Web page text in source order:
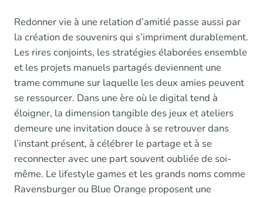
Redonner vie à une relation d’amitié passe aussi par
la création de souvenirs qui s’impriment durablement.
Les rires conjoints, les stratégies élaborées ensemble
et les projets manuels partagés deviennent une
trame commune sur laquelle les deux amies peuvent
se ressourcer. Dans une ère où le digital tend à
éloigner, la dimension tangible des jeux et ateliers
demeure une invitation douce à se retrouver dans
l’instant présent, à célébrer le partage et à se
reconnecter avec une part souvent oubliée de soi-
même. Le lifestyle games et les grands noms comme
Ravensburger ou Blue Orange proposent une